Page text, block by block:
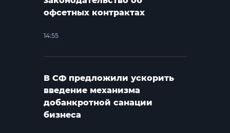
офсетных контрактах
14:55
В СФ предложили ускорить
введение механизма
добанкротной санации
бизнеса